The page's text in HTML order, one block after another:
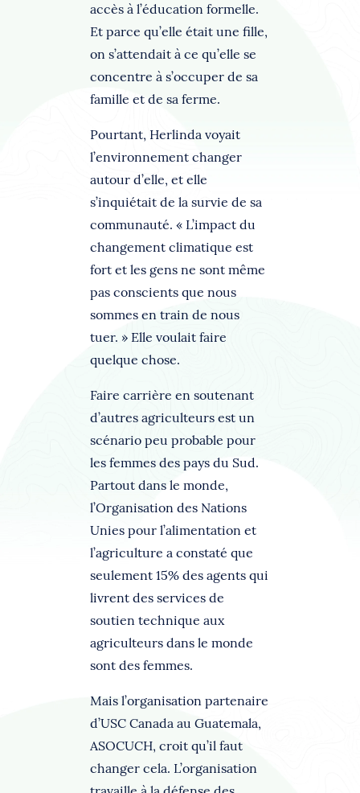
accès à l’éducation formelle.
Et parce qu’elle était une fille,
on s’attendait à ce qu’elle se
concentre à s’occuper de sa
famille et de sa ferme.
Pourtant, Herlinda voyait
l’environnement changer
autour d’elle, et elle
s’inquiétait de la survie de sa
communauté. « L’impact du
changement climatique est
fort et les gens ne sont même
pas conscients que nous
sommes en train de nous
tuer. » Elle voulait faire
quelque chose.
Faire carrière en soutenant
d’autres agriculteurs est un
scénario peu probable pour
les femmes des pays du Sud.
Partout dans le monde,
l’Organisation des Nations
Unies pour l’alimentation et
l’agriculture a constaté que
seulement 15% des agents qui
livrent des services de
soutien technique aux
agriculteurs dans le monde
sont des femmes.
Mais l’organisation partenaire
d’USC Canada au Guatemala,
ASOCUCH, croit qu’il faut
changer cela. L’organisation